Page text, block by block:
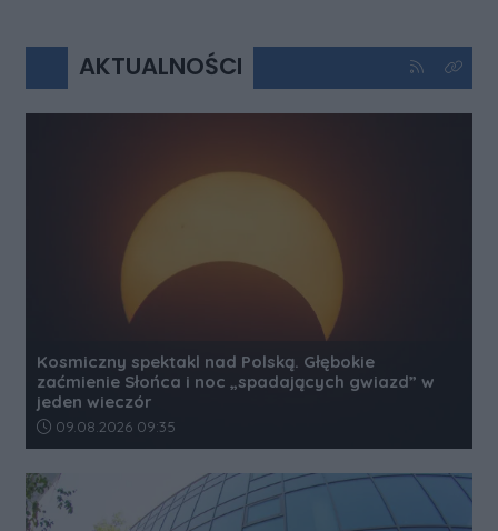
AKTUALNOŚCI Kliknij aby
Kliknij
Kosmiczny spektakl nad Polską. Głębokie
zaćmienie Słońca i noc „spadających gwiazd” w
jeden wieczór
Data dodania artykułu:
09.08.2026 09:35